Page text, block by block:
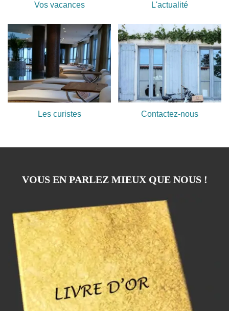
Vos vacances L'actualité
Les curistes Contactez-nous
VOUS EN PARLEZ MIEUX QUE NOUS !